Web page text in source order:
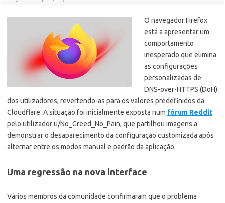
O navegador Firefox
está a apresentar um
comportamento
inesperado que elimina
as configurações
personalizadas de
DNS-over-HTTPS (DoH)
dos utilizadores, revertendo-as para os valores predefinidos da
Cloudflare. A situação foi inicialmente exposta num fórum Reddit
pelo utilizador u/No_Greed_No_Pain, que partilhou imagens a
demonstrar o desaparecimento da configuração customizada após
alternar entre os modos manual e padrão da aplicação.
Uma regressão na nova interface
Vários membros da comunidade confirmaram que o problema